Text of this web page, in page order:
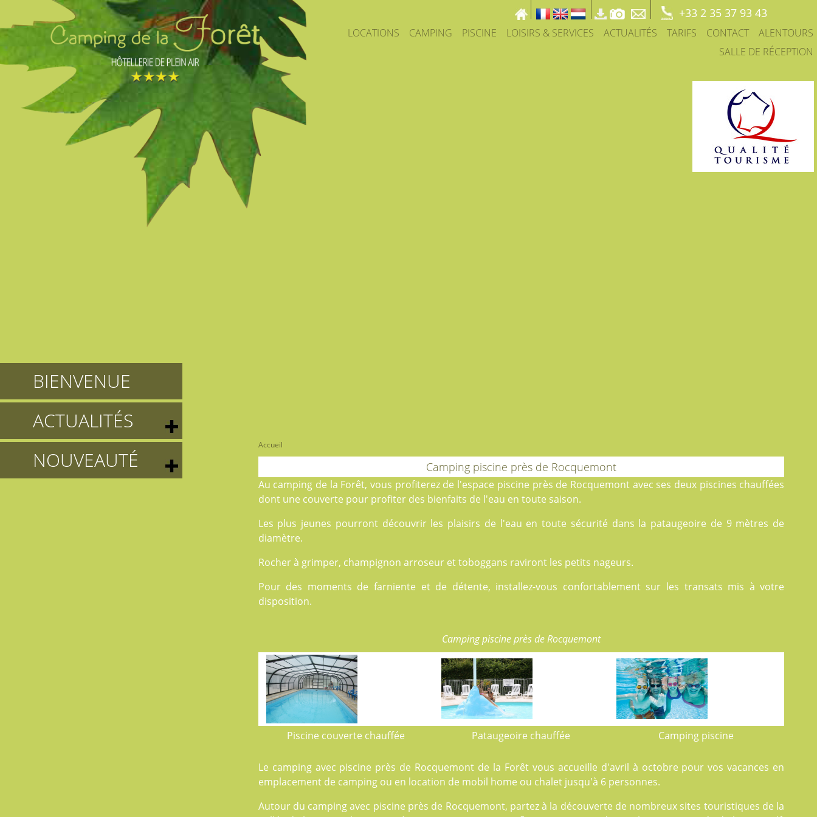
+33 2 35 37 93 43
LOCATIONS CAMPING PISCINE LOISIRS & SERVICES ACTUALITÉS TARIFS CONTACT
ALENTOURS
SALLE DE RÉCEPTION
BIENVENUE
ACTUALITÉS
NOUVEAUTÉ
Accueil
Camping piscine près de Rocquemont
Au camping de la Forêt, vous profiterez de l'espace piscine près de Rocquemont avec ses deux piscines chauffées
dont une couverte pour profiter des bienfaits de l'eau en toute saison.
Les plus jeunes pourront découvrir les plaisirs de l'eau en toute sécurité dans la pataugeoire de 9 mètres de
diamètre.
Rocher à grimper, champignon arroseur et toboggans raviront les petits nageurs.
Pour des moments de farniente et de détente, installez-vous confortablement sur les transats mis à votre
disposition.
Camping piscine près de Rocquemont
Piscine couverte chauffée Pataugeoire chauffée Camping piscine
Le camping avec piscine près de Rocquemont de la Forêt vous accueille d'avril à octobre pour vos vacances en
emplacement de campingou en location de mobil home ou chalet jusqu'à 6 personnes.
Autour du camping avec piscine près de Rocquemont, partez à la découverte de nombreux sites touristiques de la